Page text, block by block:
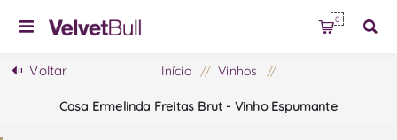
0
Voltar Início / Vinhos /
Casa Ermelinda Freitas Brut - Vinho Espumante